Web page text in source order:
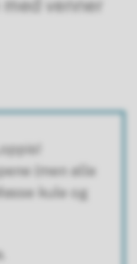
venner
(men alle
kule og